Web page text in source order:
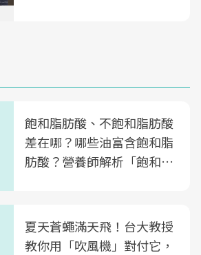
飽和脂肪酸、不飽和脂肪酸
差在哪？哪些油富含飽和脂
肪酸？營養師解析「飽和脂
夏天蒼蠅滿天飛！台大教授
教你用「吹風機」對付它，